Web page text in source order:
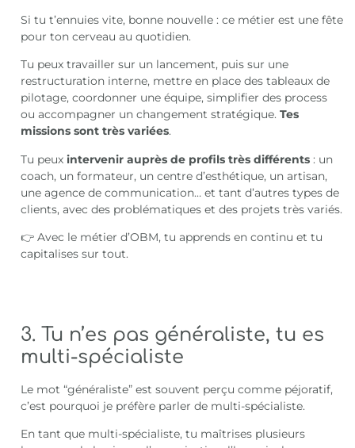
Si tu t’ennuies vite, bonne nouvelle : ce métier est une fête
pour ton cerveau au quotidien.
Tu peux travailler sur un lancement, puis sur une
restructuration interne, mettre en place des tableaux de
pilotage, coordonner une équipe, simplifier des process
ou accompagner un changement stratégique.Tes
missions sont très variées.
Tu peuxintervenir auprès de profils très différents : un
coach, un formateur, un centre d’esthétique, un artisan,
une agence de communication… et tant d’autres types de
clients, avec des problématiques et des projets très variés.
👉 Avec le métier d’OBM, tu apprends en continu et tu
capitalises sur tout.
3. Tu n’es pas généraliste, tu es
multi-spécialiste
Le mot “généraliste” est souvent perçu comme péjoratif,
c’est pourquoi je préfère parler de multi-spécialiste.
En tant que multi-spécialiste, tu maîtrises plusieurs